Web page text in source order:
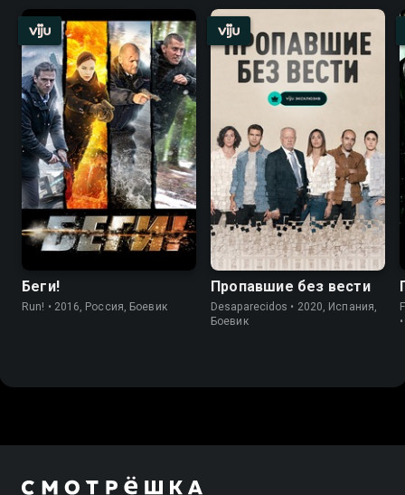
Беги!
Run! • 2016, Россия, Боевик
Пропавшие без вести
Desaparecidos • 2020, Испания,
Боевик